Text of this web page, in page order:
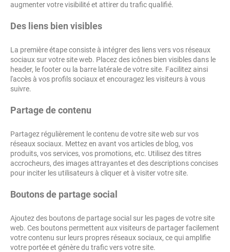
augmenter votre visibilité et attirer du trafic qualifié.
Des liens bien visibles
La première étape consiste à intégrer des liens vers vos réseaux
sociaux sur votre site web. Placez des icônes bien visibles dans le
header, le footer ou la barre latérale de votre site. Facilitez ainsi
l'accès à vos profils sociaux et encouragez les visiteurs à vous
suivre.
Partage de contenu
Partagez régulièrement le contenu de votre site web sur vos
réseaux sociaux. Mettez en avant vos articles de blog, vos
produits, vos services, vos promotions, etc. Utilisez des titres
accrocheurs, des images attrayantes et des descriptions concises
pour inciter les utilisateurs à cliquer et à visiter votre site.
Boutons de partage social
Ajoutez des boutons de partage social sur les pages de votre site
web. Ces boutons permettent aux visiteurs de partager facilement
votre contenu sur leurs propres réseaux sociaux, ce qui amplifie
votre portée et génère du trafic vers votre site.